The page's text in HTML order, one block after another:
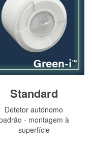
Standard
Detetor autónomo
- montagem à
superfície